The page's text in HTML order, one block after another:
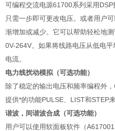
可编程交流电源61700系列采用DSP
只需一步即可更改电压。或者用户
渐增加或减少。它可以帮助轻松地
0V-264V。如果将线路电压从低电
电流。
电力线扰动模拟（可选功能）
除了稳定的输出电压和频率编程外，
提供*的功能PULSE LIST和STEP
谐波，间谐波合成（可选功能）
用户可以使用软面板软件（